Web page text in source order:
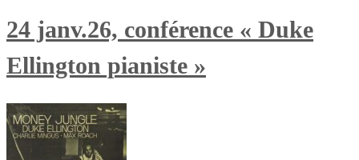
24 janv.26, conférence « Duke
Ellington pianiste »